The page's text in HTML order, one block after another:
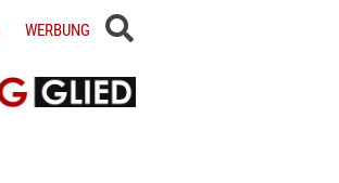
WERBUNG